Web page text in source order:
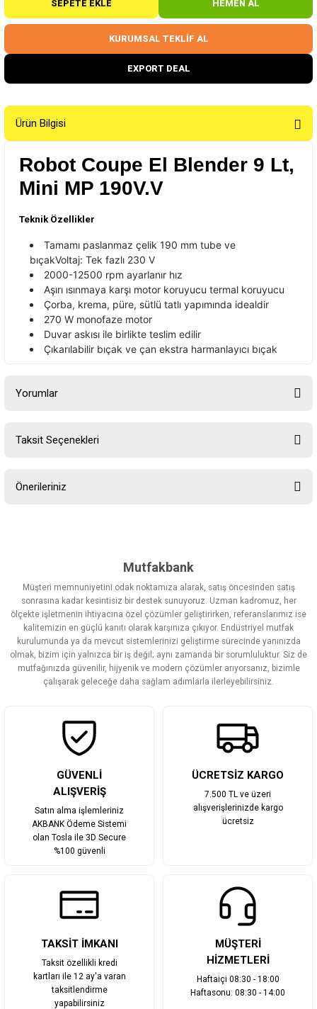
SEPETE EKLE HEMEN AL
KURUMSAL TEKLİF AL
EXPORT DEAL
Ürün Bilgisi
Robot Coupe El Blender 9 Lt,
Mini MP 190V.V
Teknik Özellikler
Tamamı paslanmaz çelik 190 mm tube ve
bıçakVoltaj: Tek fazlı 230 V
2000-12500 rpm ayarlanır hız
Aşırı ısınmaya karşı motor koruyucu termal koruyucu
Çorba, krema, püre, sütlü tatlı yapımında idealdir
270 W monofaze motor
Duvar askısı ile birlikte teslim edilir
Çıkarılabilir bıçak ve çan ekstra harmanlayıcı bıçak
Yorumlar
Taksit Seçenekleri
Önerileriniz
Görüş ve önerileriniz için teşekkür ederiz.
Ürün resmi kalitesiz, bozuk veya görüntülenemiyor.
Ürün açıklamasında eksik bilgiler bulunuyor.
Ürün bilgilerinde hatalar bulunuyor.
Ürün fiyatı diğer sitelerden daha pahalı.
Bu ürüne benzer farklı alternatifler olmalı.
Mutfakbank
Müşteri memnuniyetini odak noktamıza alarak, satış öncesinden satış
sonrasına kadar kesintisiz bir destek sunuyoruz. Uzman kadromuz, her
ölçekte işletmenin ihtiyacına özel çözümler geliştirirken, referanslarımız ise
kalitemizin en güçlü kanıtı olarak karşınıza çıkıyor. Endüstriyel mutfak
kurulumunda ya da mevcut sistemlerinizi geliştirme sürecinde yanınızda
olmak, bizim için yalnızca bir iş değil; aynı zamanda bir sorumluluktur. Siz de
mutfağınızda güvenilir, hijyenik ve modern çözümler arıyorsanız, bizimle
çalışarak geleceğe daha sağlam adımlarla ilerleyebilirsiniz.
GÜVENLİ
ALIŞVERİŞ
Satın alma işlemleriniz
AKBANK Ödeme Sistemi
olan Tosla ile 3D Secure
%100 güvenli
ÜCRETSİZ KARGO
7.500 TL ve üzeri
alışverişlerinizde kargo
ücretsiz
TAKSİT İMKANI
Taksit özellikli kredi
kartları ile 12 ay'a varan
taksitlendirme
yapabilirsiniz
MÜŞTERİ
HİZMETLERİ
Haftaiçi 08:30 - 18:00
Haftasonu: 08:30 - 14:00